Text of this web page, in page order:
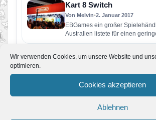
Wir verwenden Cookies, um unsere Website und
optimieren.
Cookies akzeptieren
Ablehnen
Kart 8 Switch
Von Melvin•2. Januar 2017
EBGames ein großer
Australien listete für einen
Mario Kart 8 Switch mit einer
Neue Nintendo Select-
Stürzt euch ins Abenteuer!
#WiiU kommen am 30.
gamescom 2016 –
und Nintendo 3DS